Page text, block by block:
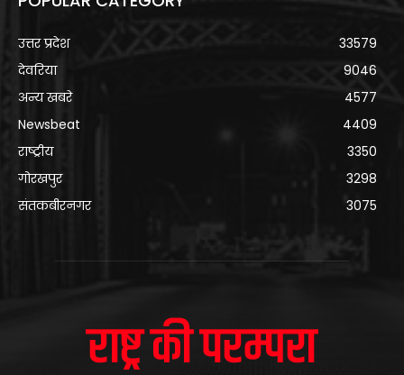
उत्तर प्रदेश
33579
देवरिया
9046
अन्य खबरे
4577
Newsbeat
4409
राष्ट्रीय
3350
गोरखपुर
3298
संतकबीरनगर
3075